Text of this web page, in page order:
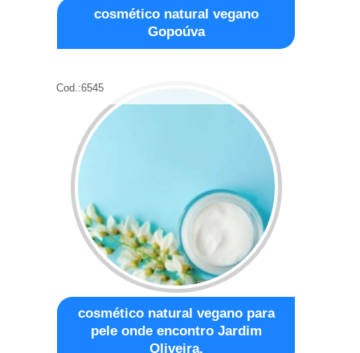
cosmético natural vegano
Gopoúva
Cod.:6545
cosmético natural vegano para
pele onde encontro Jardim
Oliveira,